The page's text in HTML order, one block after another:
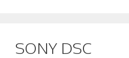
SONY DSC